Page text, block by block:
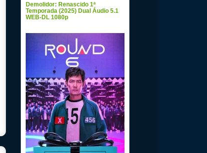
Demolidor: Renascido 1ª
Temporada (2025) Dual Áudio 5.1
WEB-DL 1080p